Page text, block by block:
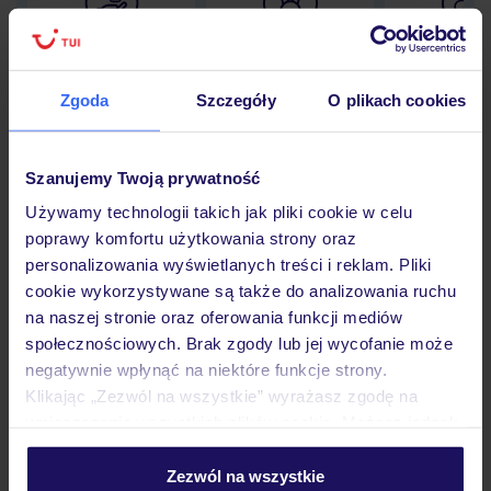
Zgoda Szczegóły O plikach cookies
Szanujemy Twoją prywatność
Używamy technologii takich jak pliki cookie w celu
poprawy komfortu użytkowania strony oraz
personalizowania wyświetlanych treści i reklam. Pliki
cookie wykorzystywane są także do analizowania ruchu
na naszej stronie oraz oferowania funkcji mediów
społecznościowych. Brak zgody lub jej wycofanie może
negatywnie wpłynąć na niektóre funkcje strony.
Klikając „Zezwól na wszystkie” wyrażasz zgodę na
personalizować swój wybór wchodząc w zakładkę
Zezwól na wszystkie
Lider niskich cen 30 lat w
Hotel
Pokoje
Wyżywienie
Atrakcje